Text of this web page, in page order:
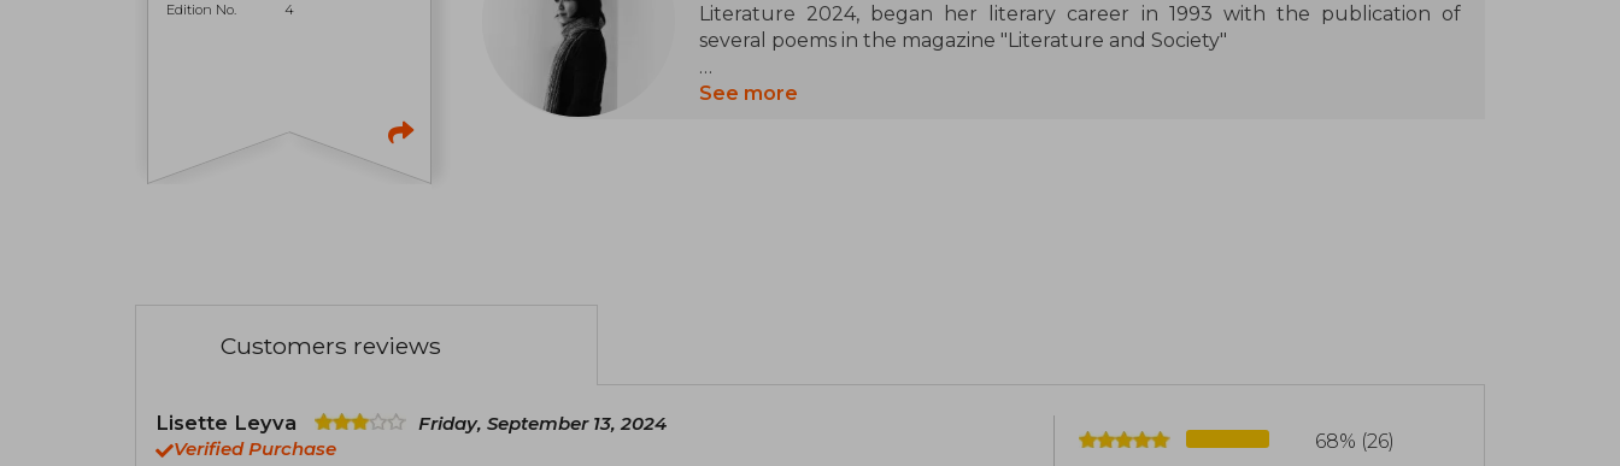
Edition No.
4
Literature 2024, began her literary career in 1993 with the publication of
several poems in the magazine "Literature and Society"
The following year, she won the Seoul Shinmun Spring Literary Contest with
department at the Seoul Institute of the Arts until 2018 and is currently
dedicated full-time to writing. Her work has been published in more than
See more
Customers reviews
Lisette Leyva
Friday, September 13, 2024
Verified Purchase
68% (26)